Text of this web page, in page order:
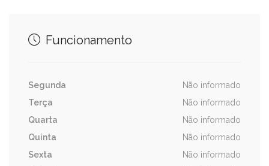
Funcionamento
Segunda
Não informado
Terça
Não informado
Quarta
Não informado
Quinta
Não informado
Sexta
Não informado